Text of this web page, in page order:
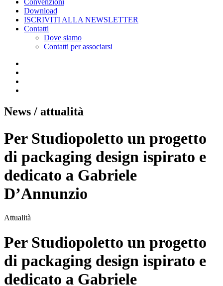
Convenzioni
Download
ISCRIVITI ALLA NEWSLETTER
Contatti
Dove siamo
Contatti per associarsi
News / attualità
Per Studiopoletto un progetto
di packaging design ispirato e
dedicato a Gabriele
D’Annunzio
Attualità
Per Studiopoletto un progetto
di packaging design ispirato e
dedicato a Gabriele